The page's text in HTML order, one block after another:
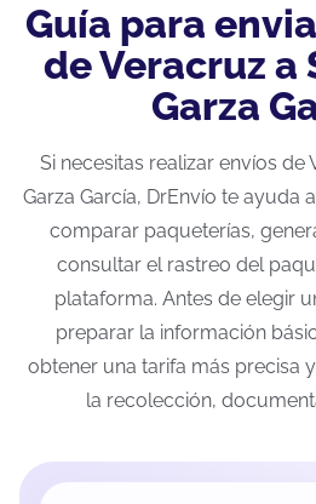
Guía para
de Veracruz a
Garza
Si necesitas realizar envíos de
Garza García, DrEnvío te ayuda
comparar paqueterías,
consultar el rastreo del
plataforma. Antes de elegir
preparar la información
obtener una tarifa más precisa
la recolección,